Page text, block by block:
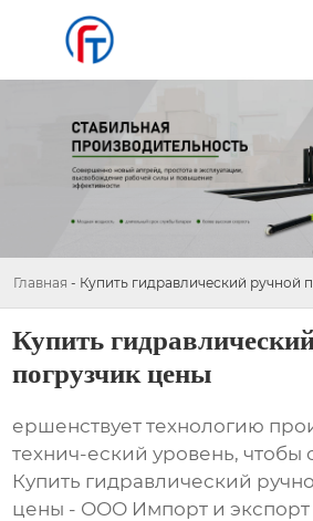
Главная - Купить гидравлический ручной
Купить
погрузчик цены
ершенствует технологию
технич-еский уровень, чтобы
Купить гидравлический
цены - ООО Импорт и экспорт